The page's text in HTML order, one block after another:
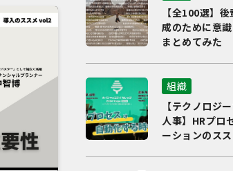
【全100選】
成のために意
まとめてみた
組織
【テクノロジ
人事】HRプロ
ーションのス